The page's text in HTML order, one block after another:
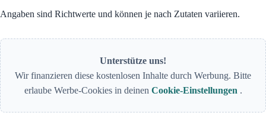
Angaben sind Richtwerte und können je nach Zutaten variieren.
Unterstütze uns!
Wir finanzieren diese kostenlosen Inhalte durch Werbung. Bitte
erlaube Werbe-Cookies in deinen Cookie-Einstellungen .